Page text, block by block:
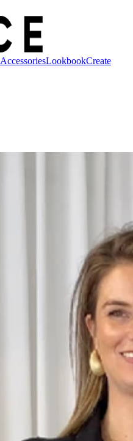
AccessoriesLookbookCreate